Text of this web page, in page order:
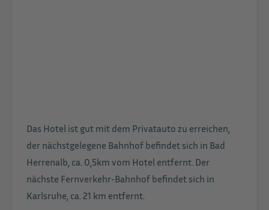
Das Hotel ist gut mit dem Privatauto zu erreichen,
der nächstgelegene Bahnhof befindet sich in Bad
Herrenalb, ca. 0,5km vom Hotel entfernt. Der
nächste Fernverkehr-Bahnhof befindet sich in
Karlsruhe, ca. 21 km entfernt.